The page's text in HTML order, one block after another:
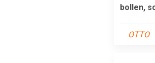
bollen,
OTTO